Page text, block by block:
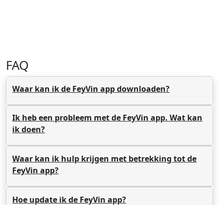
FAQ
Waar kan ik de FeyVin app downloaden?
Ik heb een probleem met de FeyVin app. Wat kan
ik doen?
Waar kan ik hulp krijgen met betrekking tot de
FeyVin app?
Hoe update ik de FeyVin app?